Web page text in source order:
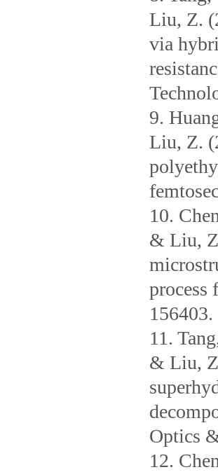
Liu, Z.
via
9.
Liu, Z.
10.
& Liu,
process
156403.
11.
& Liu,
Optics
12.